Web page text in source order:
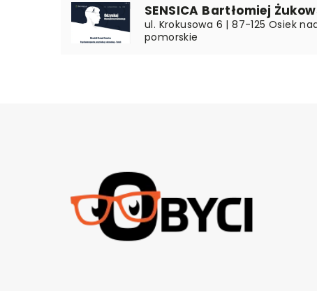
SENSICA Bartłomiej
ul. Krokusowa 6 | 87-125 Osiek
pomorskie